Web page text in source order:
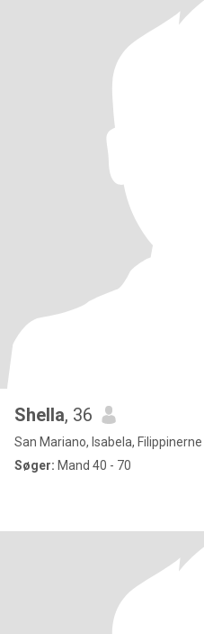
Shella, 36
San Mariano, Isabela, Filippinerne
Søger: Mand 40 - 70